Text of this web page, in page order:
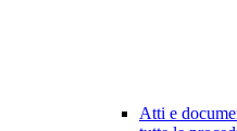
Atti e